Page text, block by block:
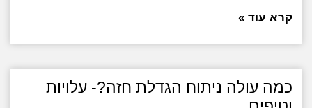
קרא עוד »
כמה עולה ניתוח הגדלת חזה?- עלויות